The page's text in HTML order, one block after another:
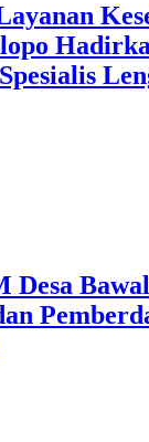
Desa